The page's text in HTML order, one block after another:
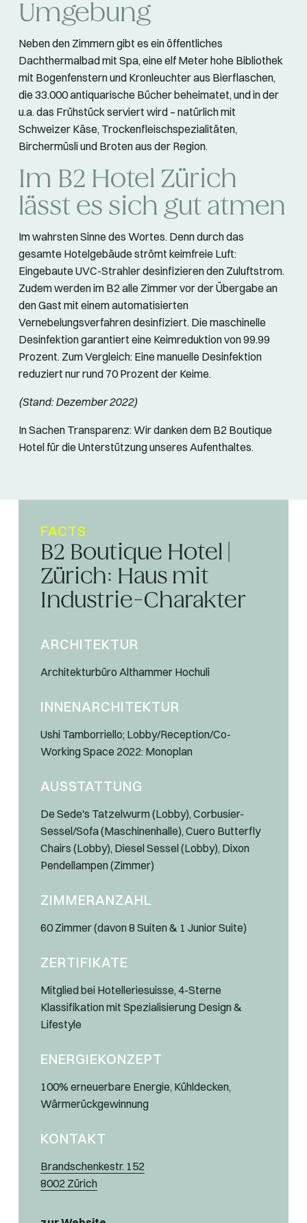
Umgebung
Neben den Zimmern gibt es ein öffentliches
Dachthermalbad mit Spa, eine elf Meter hohe Bibliothek
mit Bogenfenstern und Kronleuchter aus Bierflaschen,
die 33.000 antiquarische Bücher beheimatet, und in der
u.a. das Frühstück serviert wird – natürlich mit
Schweizer Käse, Trockenfleischspezialitäten,
Birchermüsli und Broten aus der Region.
Im B2 Hotel Zürich
lässt es sich gut atmen
Im wahrsten Sinne des Wortes. Denn durch das
gesamte Hotelgebäude strömt keimfreie Luft:
Eingebaute UVC-Strahler desinfizieren den Zuluftstrom.
Zudem werden im B2 alle Zimmer vor der Übergabe an
den Gast mit einem automatisierten
Vernebelungsverfahren desinfiziert. Die maschinelle
Desinfektion garantiert eine Keimreduktion von 99.99
Prozent. Zum Vergleich: Eine manuelle Desinfektion
reduziert nur rund 70 Prozent der Keime.
(Stand: Dezember 2022)
In Sachen Transparenz: Wir danken dem B2 Boutique
Hotel für die Unterstützung unseres Aufenthaltes.
FACTS
B2 Boutique Hotel |
Zürich: Haus mit
Industrie-Charakter
ARCHITEKTUR
Architekturbüro Althammer Hochuli
INNENARCHITEKTUR
Ushi Tamborriello; Lobby/Reception/Co-
Working Space 2022: Monoplan
AUSSTATTUNG
De Sede's Tatzelwurm (Lobby), Corbusier-
Sessel/Sofa (Maschinenhalle), Cuero Butterfly
Chairs (Lobby), Diesel Sessel (Lobby), Dixon
Pendellampen (Zimmer)
ZIMMERANZAHL
60 Zimmer (davon 8 Suiten & 1 Junior Suite)
ZERTIFIKATE
Mitglied bei Hotelleriesuisse, 4-Sterne
Klassifikation mit Spezialisierung Design &
Lifestyle
ENERGIEKONZEPT
100% erneuerbare Energie, Kühldecken,
Wärmerückgewinnung
KONTAKT
Brandschenkestr. 152
8002 Zürich